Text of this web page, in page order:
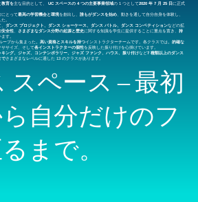
教育を主な目的として、 UC スペースの 4 つの主要事業領域の 1 つとして2020 年 7 月 25 日に正式
にとって最高の学習機会と環境を創出し、 誰もがダンスを始め、動きを通して自分自身を体験し、
。
ダンス プロジェクト、ダンス ショーケース、ダンス バトル、ダンス コンペティションなどの拡
安全性、 さまざまなダンス分野の起源と歴史に関する知識を学生に提供することに重点を置き、 持
す。
ープから集まった
、高い資格とスキルを持つインストラクターチームです。各クラスでは
、的確な
サイズ、そして各インストラクターの個性を反映した振り付けを心掛けています。
キング、ジャズ、コンテンポラリー、ジャズ ファンク、ハウス、振り付けなど7 種類以上のダンス
でさまざまなレベルに適した 13 のクラスがあります。
スペース – 最初
自分だけのフ
まで。